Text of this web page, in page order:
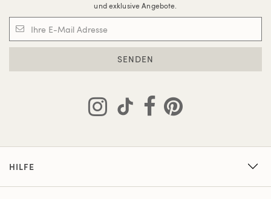
und exklusive Angebote.
SENDEN
HILFE